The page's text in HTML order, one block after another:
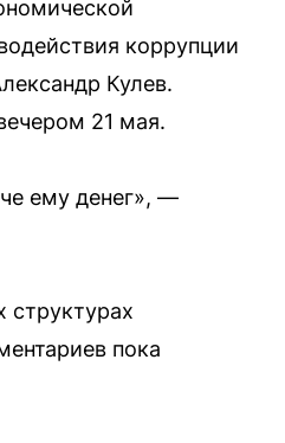
коррупции
Кулев.
21 мая.
ему денег», —
структурах
пока